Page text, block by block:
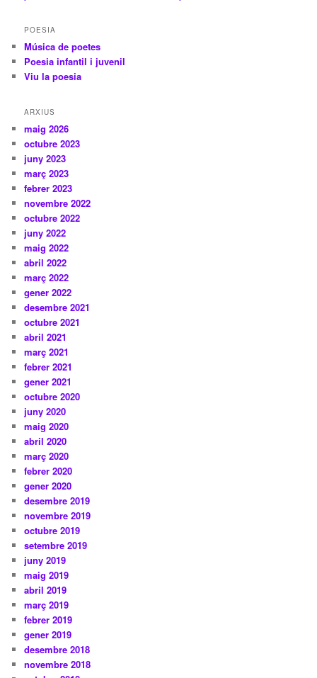
POESIA
Música de poetes
Poesia infantil i juvenil
Viu la poesia
ARXIUS
maig 2026
octubre 2023
juny 2023
març 2023
febrer 2023
novembre 2022
octubre 2022
juny 2022
maig 2022
abril 2022
març 2022
gener 2022
desembre 2021
octubre 2021
abril 2021
març 2021
febrer 2021
gener 2021
octubre 2020
juny 2020
maig 2020
abril 2020
març 2020
febrer 2020
gener 2020
desembre 2019
novembre 2019
octubre 2019
setembre 2019
juny 2019
maig 2019
abril 2019
març 2019
febrer 2019
gener 2019
desembre 2018
novembre 2018